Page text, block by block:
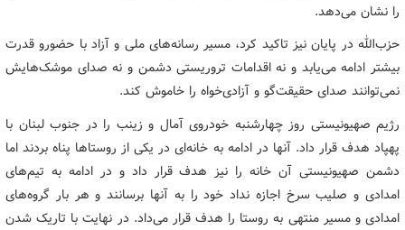
را نشان می‌دهد.
حزب‌الله در پایان نیز تاکید کرد، مسیر رسانه‌های ملی و آزاد با حضورو قدرت
بیشتر ادامه می‌یابد و نه اقدامات تروریستی دشمن و نه صدای موشک‌هایش
نمی‌توانند صدای حقیقت‌گو و آزادی‌خواه را خاموش کند.
رژیم صهیونیستی روز چهارشنبه خودروی آمال و زینب را در جنوب لبنان با
پهپاد هدف قرار داد. آنها در ادامه به خانه‌ای در یکی از روستاها پناه بردند اما
دشمن صهیونیستی آن خانه را نیز هدف قرار داد و در ادامه به تیم‌های
امدادی و صلیب سرخ اجازه نداد خود را به آنها برسانند و هر بار گروه‌های
امدادی و مسیر منتهی به روستا را هدف قرار می‌داد. در نهایت با تاریک شدن